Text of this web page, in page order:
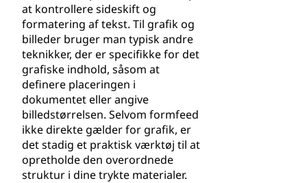
at kontrollere sideskift og
formatering af tekst. Til grafik og
billeder bruger man typisk andre
teknikker, der er specifikke for det
grafiske indhold, såsom at
definere placeringen i
dokumentet eller angive
billedstørrelsen. Selvom formfeed
ikke direkte gælder for grafik, er
det stadig et praktisk værktøj til at
opretholde den overordnede
struktur i dine trykte materialer.